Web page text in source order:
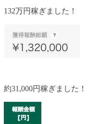
132万円稼ぎました！
約31,000円稼ぎました！